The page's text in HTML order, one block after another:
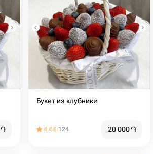
֏
Букет из клубники
4.68 124 20 000֏